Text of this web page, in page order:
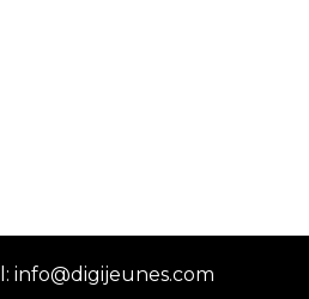
info@digijeunes.com